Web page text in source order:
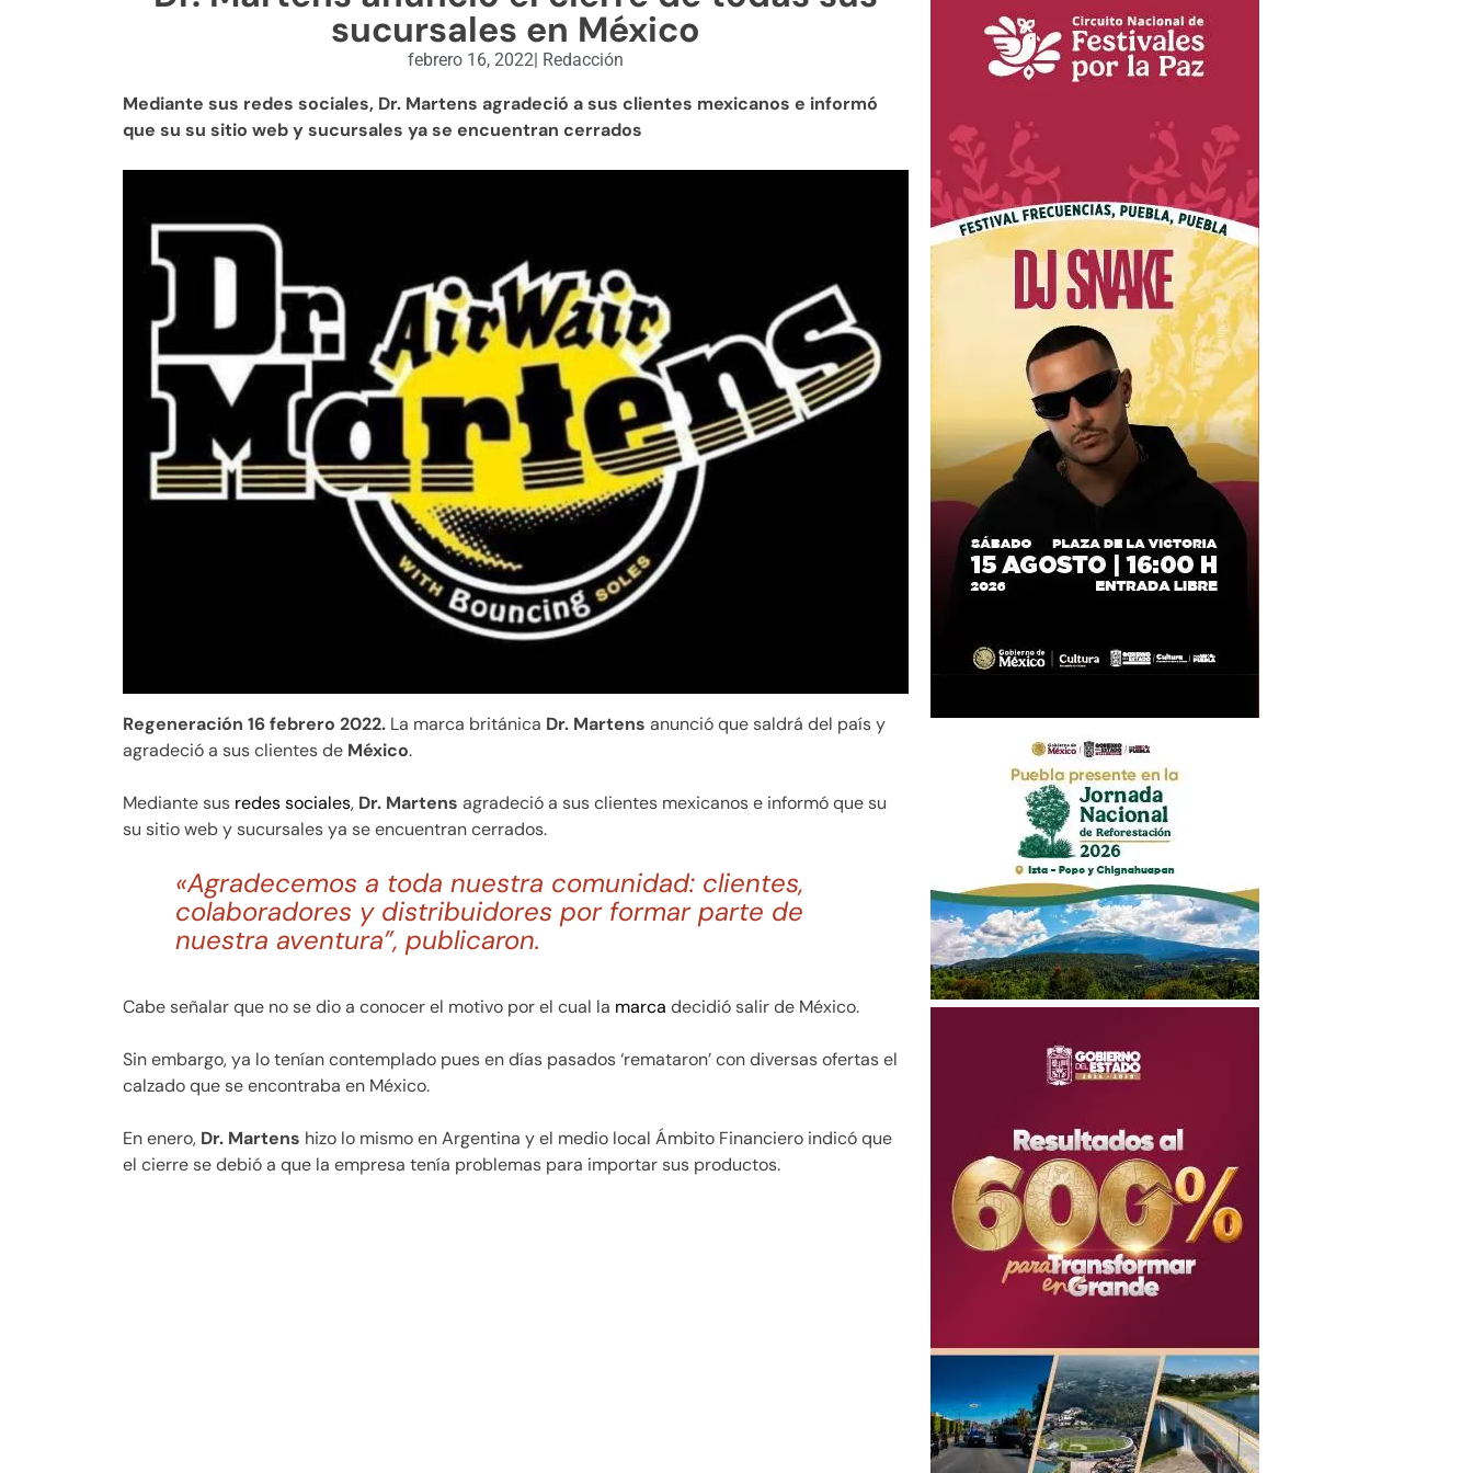
sucursales en México
febrero 16, 2022| Redacción
Mediante sus redes sociales, Dr. Martens agradeció a sus clientes mexicanos e informó
que su su sitio web y sucursales ya se encuentran cerrados
Regeneración 16 febrero 2022. La marca británica Dr. Martens anunció que saldrá del país y
agradeció a sus clientes de México.
Mediante sus redessociales, Dr. Martens agradeció a sus clientes mexicanos e informó que su
su sitio web y sucursales ya se encuentran cerrados.
«Agradecemos a toda nuestra comunidad: clientes,
colaboradores y distribuidores por formar parte de
nuestra aventura”, publicaron.
Cabe señalar que no se dio a conocer el motivo por el cual la marca decidió salir de México.
Sin embargo, ya lo tenían contemplado pues en días pasados ‘remataron’ con diversas ofertas el
calzado que se encontraba en México.
En enero, Dr. Martens hizo lo mismo en Argentina y el medio local Ámbito Financiero indicó que
el cierre se debió a que la empresa tenía problemas para importar sus productos.